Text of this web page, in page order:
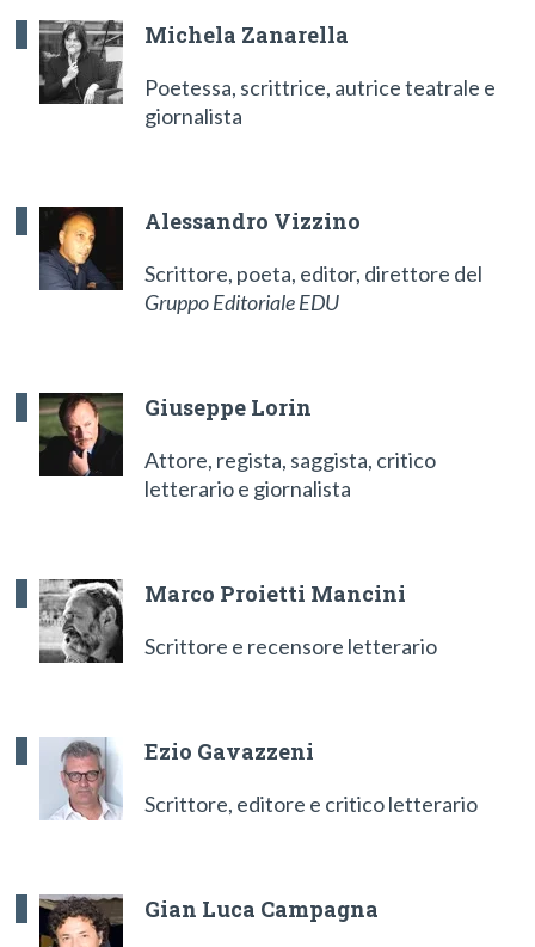
Michela Zanarella
Poetessa, scrittrice, autrice teatrale e
giornalista
Alessandro Vizzino
Scrittore, poeta, editor, direttore del
Gruppo Editoriale EDU
Giuseppe Lorin
Attore, regista, saggista, critico
letterario e giornalista
Marco Proietti Mancini
Scrittore e recensore letterario
Ezio Gavazzeni
Scrittore, editore e critico letterario
Gian Luca Campagna